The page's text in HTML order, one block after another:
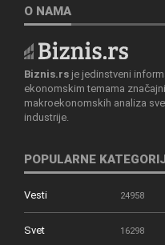
O NAMA
Biznis.rs je jedinstveni
ekonomskim temama
makroekonomskih analiza
industrije.
POPULARNE
Vesti 24958
Svet 16298